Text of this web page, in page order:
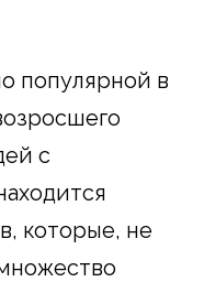
популярной в
с
которые, не